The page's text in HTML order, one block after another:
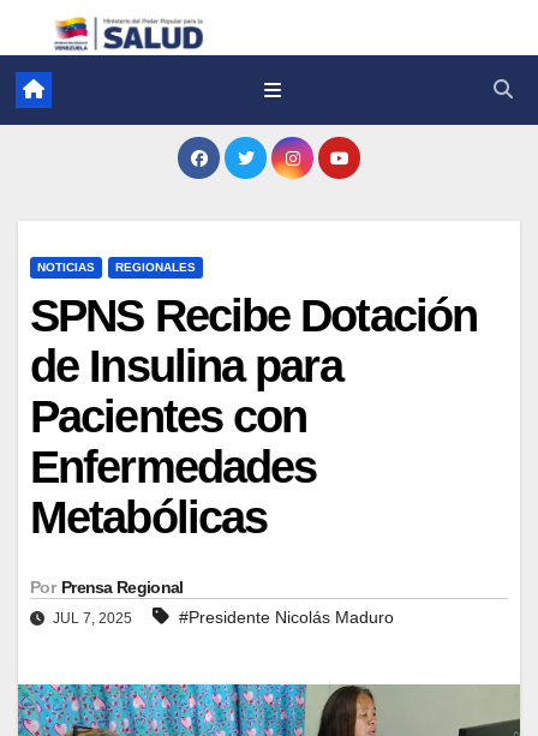
NOTICIAS REGIONALES
SPNS Recibe Dotación
de Insulina para
Pacientes con
Enfermedades
Metabólicas
Por Prensa Regional
JUL 7, 2025 #Presidente Nicolás Maduro